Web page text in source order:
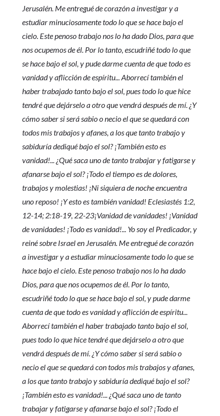
Jerusalén. Me entregué de corazón a investigar y a
estudiar minuciosamente todo lo que se hace bajo el
cielo. Este penoso trabajo nos lo ha dado Dios, para que
nos ocupemos de él. Por lo tanto, escudriñé todo lo que
se hace bajo el sol, y pude darme cuenta de que todo es
vanidad y aflicción de espíritu... Aborrecí también el
haber trabajado tanto bajo el sol, pues todo lo que hice
tendré que dejárselo a otro que vendrá después de mí. ¿Y
cómo saber si será sabio o necio el que se quedará con
todos mis trabajos y afanes, a los que tanto trabajo y
sabiduría dediqué bajo el sol? ¡También esto es
vanidad!... ¿Qué saca uno de tanto trabajar y fatigarse y
afanarse bajo el sol? ¡Todo el tiempo es de dolores,
trabajos y molestias! ¡Ni siquiera de noche encuentra
uno reposo! ¡Y esto es también vanidad! Eclesiastés 1:2,
12-14; 2:18-19, 22-23¡Vanidad de vanidades! ¡Vanidad
de vanidades! ¡Todo es vanidad!... Yo soy el Predicador, y
reiné sobre Israel en Jerusalén. Me entregué de corazón
a investigar y a estudiar minuciosamente todo lo que se
hace bajo el cielo. Este penoso trabajo nos lo ha dado
Dios, para que nos ocupemos de él. Por lo tanto,
escudriñé todo lo que se hace bajo el sol, y pude darme
cuenta de que todo es vanidad y aflicción de espíritu...
Aborrecí también el haber trabajado tanto bajo el sol,
pues todo lo que hice tendré que dejárselo a otro que
vendrá después de mí. ¿Y cómo saber si será sabio o
necio el que se quedará con todos mis trabajos y afanes,
a los que tanto trabajo y sabiduría dediqué bajo el sol?
¡También esto es vanidad!... ¿Qué saca uno de tanto
trabajar y fatigarse y afanarse bajo el sol? ¡Todo el